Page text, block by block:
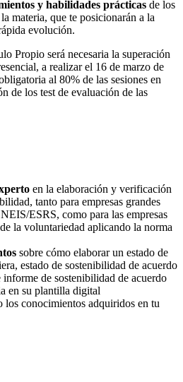
y habilidades prácticas de los
materia, que te posicionarán a la
evolución.
Propio será necesaria la superación
a realizar el 16 de marzo de
al 80% de las sesiones en
de los test de evaluación de las
en la elaboración y verificación
tanto para empresas grandes
ESRS, como para las empresas
la voluntariedad aplicando la norma
sobre cómo elaborar un estado de
estado de sostenibilidad de acuerdo
de sostenibilidad de acuerdo
en su plantilla digital
los conocimientos adquiridos en tu